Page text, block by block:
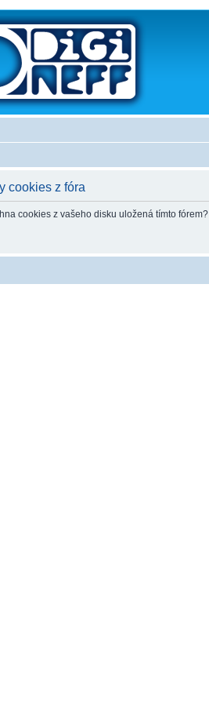
cookies z fóra
cookies z vašeho disku uložená tímto fórem?